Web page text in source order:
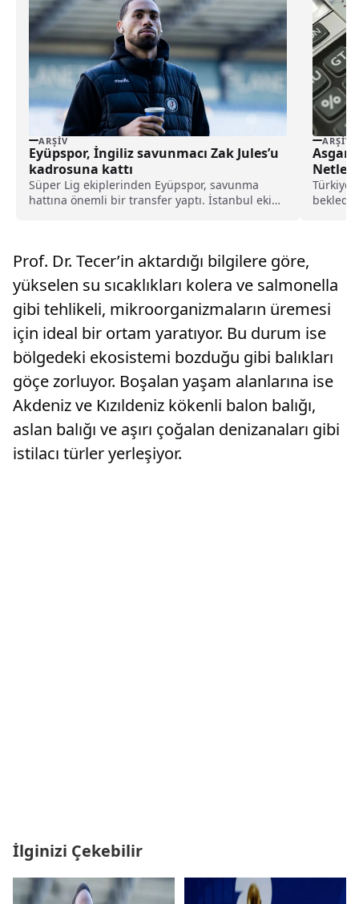
ARŞIV
Eyüpspor, İngiliz savunmacı Zak Jules’u
kadrosuna kattı
Süper Lig ekiplerinden Eyüpspor, savunma
hattına önemli bir transfer yaptı. İstanbul ekibi,
ARŞIV
Asgari
Prof. Dr. Tecer’in aktardığı bilgilere göre,
yükselen su sıcaklıkları kolera ve salmonella
gibi tehlikeli, mikroorganizmaların üremesi
için ideal bir ortam yaratıyor. Bu durum ise
bölgedeki ekosistemi bozduğu gibi balıkları
göçe zorluyor. Boşalan yaşam alanlarına ise
Akdeniz ve Kızıldeniz kökenli balon balığı,
aslan balığı ve aşırı çoğalan denizanaları gibi
istilacı türler yerleşiyor.
İlginizi Çekebilir